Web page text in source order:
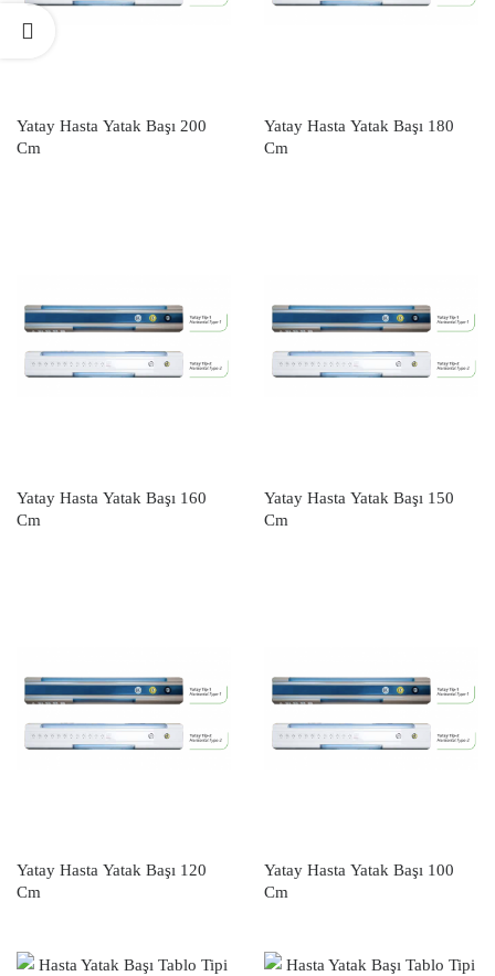
Yatay Hasta Yatak Başı 200
Cm
Yatay Hasta Yatak Başı 180
Cm
Yatay Hasta Yatak Başı 160
Cm
Yatay Hasta Yatak Başı 150
Cm
Yatay Hasta Yatak Başı 120
Cm
Yatay Hasta Yatak Başı 100
Cm